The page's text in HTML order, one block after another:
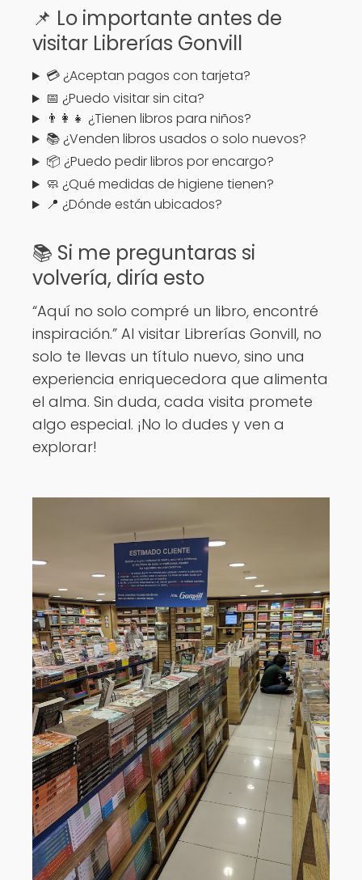
📌 Lo importante antes de
visitar Librerías Gonvill
💳 ¿Aceptan pagos con tarjeta?
📅 ¿Puedo visitar sin cita?
👨‍👩‍👧 ¿Tienen libros para niños?
📚 ¿Venden libros usados o solo nuevos?
📦 ¿Puedo pedir libros por encargo?
🧼 ¿Qué medidas de higiene tienen?
📍 ¿Dónde están ubicados?
📚 Si me preguntaras si
volvería, diría esto
“Aquí no solo compré un libro, encontré
inspiración.” Al visitar Librerías Gonvill, no
solo te llevas un título nuevo, sino una
experiencia enriquecedora que alimenta
el alma. Sin duda, cada visita promete
algo especial. ¡No lo dudes y ven a
explorar!